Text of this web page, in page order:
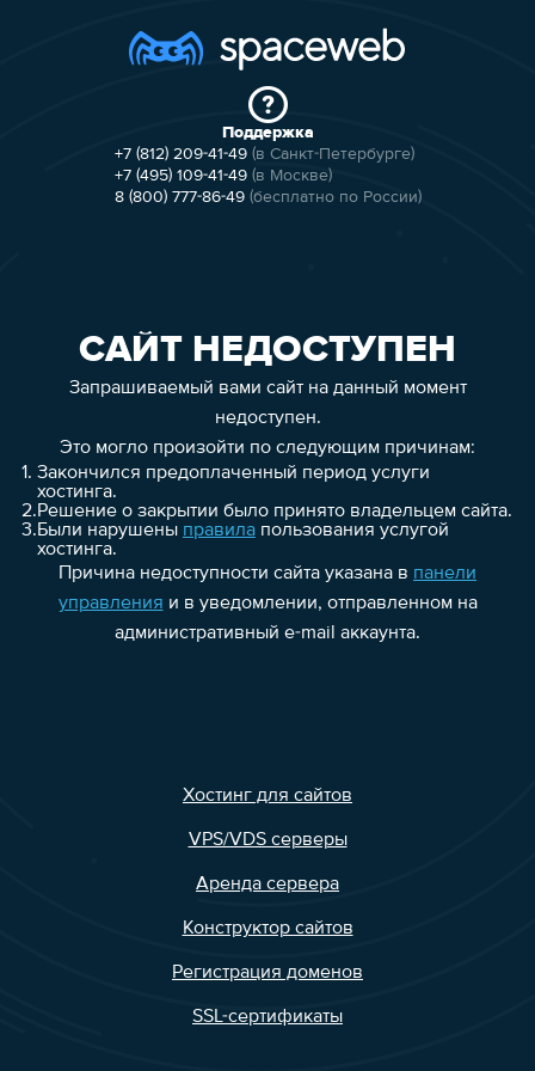
Поддержка
+7 (812) 209-41-49 (в Санкт-Петербурге)
+7 (495) 109-41-49 (в Москве)
8 (800) 777-86-49 (бесплатно по России)
САЙТ НЕДОСТУПЕН
Запрашиваемый вами сайт на данный момент
недоступен.
Это могло произойти по следующим причинам:
1. Закончился предоплаченный период услуги
хостинга.
2.Решение о закрытии было принято владельцем сайта.
3.Были нарушены правилапользования услугой
хостинга.
Причина недоступности сайта указана в панели
управления и в уведомлении, отправленном на
административный e-mail аккаунта.
Хостинг для сайтов
VPS/VDS серверы
Аренда сервера
Конструктор сайтов
Регистрация доменов
SSL-сертификаты